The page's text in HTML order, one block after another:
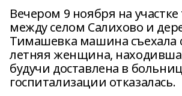
Вечером 9 ноября на участке
между селом Салихово и
Тимашевка машина съехала
летняя женщина,
будучи доставлена в
госпитализации отказалась.